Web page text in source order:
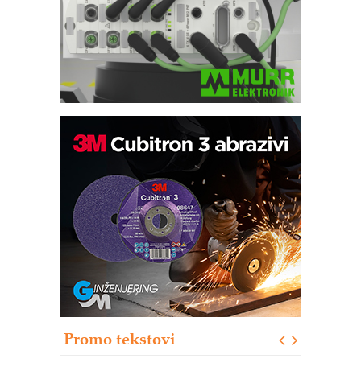
Promo tekstovi
Bezbednost na prvom mestu!
IB BLUMENAUER - više od 40 godina
poverenja u industriji
RMQ-TITAN ADVANCED INDICATOR
– Pametna signalizacija za efikasnije
upravljanje mašinama
Sigurnije ispitivanje transformatora u
solarnim elektranama i vetroparkovima
Pranje točkova na gradilištu- standard
modernog i odgovornog građenja
mrežnog pretvarača sa tečnim